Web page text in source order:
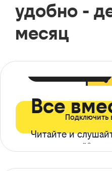
удобно -
месяц
Все
Читайте и
ограничений*
Подключить